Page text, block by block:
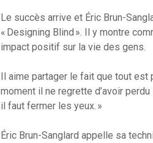
Le succès arrive et Éric Brun-
« Designing Blind ». Il y montre
impact positif sur la vie des gens.
Il aime partager le fait que tout est
moment il ne regrette d’avoir
il faut fermer les yeux. »
Éric Brun-Sanglard appelle sa